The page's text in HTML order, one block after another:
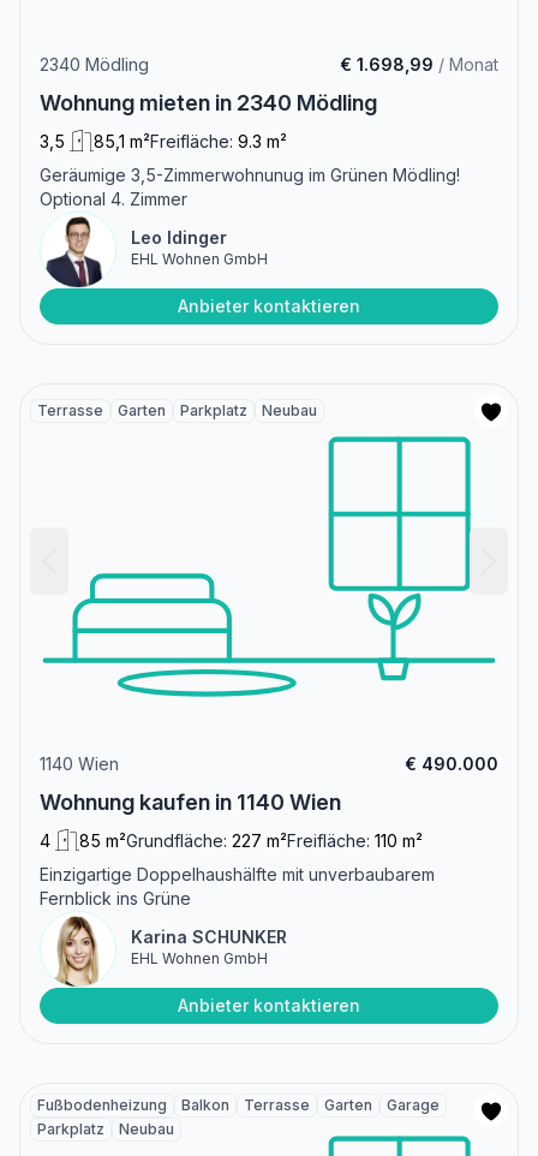
2340 Mödling € 1.698,99 / Monat
Wohnung mieten in 2340 Mödling
3,5 85,1 m²Freifläche: 9.3 m²
Geräumige 3,5-Zimmerwohnunug im Grünen Mödling!
Optional 4. Zimmer
Leo Idinger
EHL Wohnen GmbH
Anbieter kontaktieren
Terrasse Garten Parkplatz Neubau
1140 Wien € 490.000
Wohnung kaufen in 1140 Wien
4 85 m²Grundfläche: 227 m²Freifläche: 110 m²
Einzigartige Doppelhaushälfte mit unverbaubarem
Fernblick ins Grüne
Karina SCHUNKER
EHL Wohnen GmbH
Anbieter kontaktieren
Fußbodenheizung Balkon Terrasse Garten
Garage
Parkplatz
Neubau